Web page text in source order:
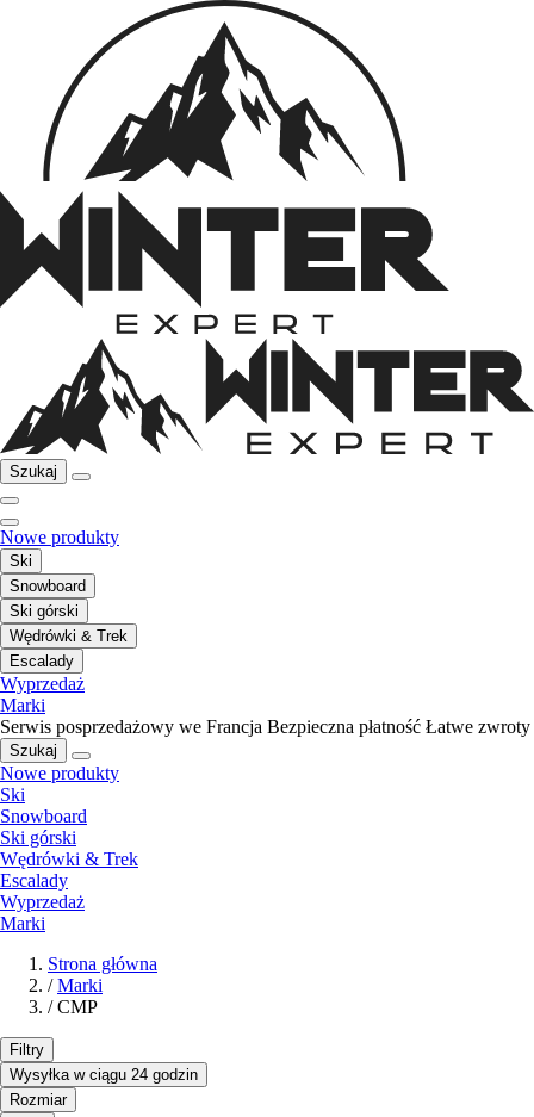
Szukaj
Nowe produkty
Ski
Snowboard
Ski górski
Wędrówki & Trek
Escalady
Wyprzedaż
Marki
Serwis posprzedażowy we Francja Bezpieczna płatność Łatwe zwroty
Szukaj
Nowe produkty
Ski
Snowboard
Ski górski
Wędrówki & Trek
Escalady
Wyprzedaż
Marki
Strona główna
/ Marki
/ CMP
Filtry
Wysyłka w ciągu 24 godzin
Rozmiar